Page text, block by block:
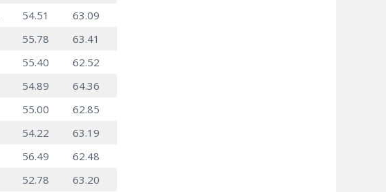
54.51
63.09
55.78
63.41
55.40
62.52
54.89
64.36
55.00
62.85
54.22
63.19
56.49
62.48
52.78
63.20